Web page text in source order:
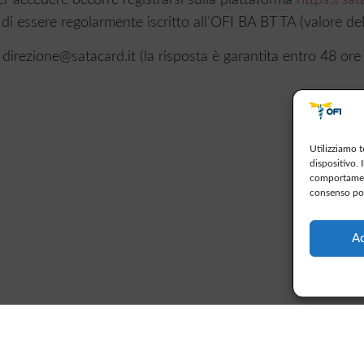
Utilizziamo
dispositivo.
consenso
essere regolarmente iscritto all’OFI BA BT TA (valore
(la risposta è garantita entro 48